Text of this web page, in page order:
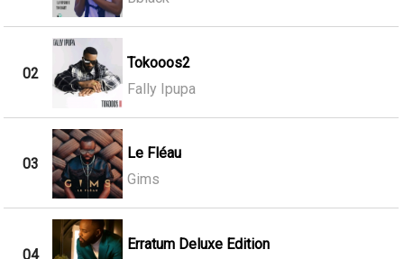
02
Tokooos2
Fally Ipupa
03
Le Fléau
Gims
04
Erratum Deluxe Edition